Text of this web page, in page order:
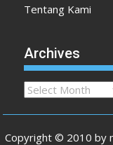
Tentang Kami
Archives
Archives
Copyright © 2010 by